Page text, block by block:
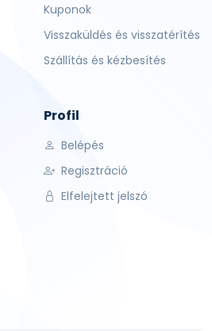
Kuponok
Visszaküldés és visszatérítés
Szállítás és kézbesítés
Profil
Belépés
Regisztráció
Elfelejtett jelszó